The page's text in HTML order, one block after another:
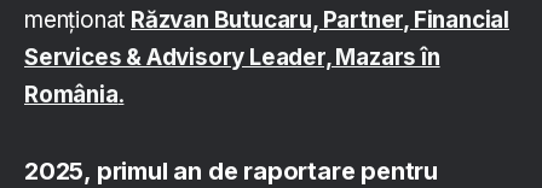
menționat Răzvan Butucaru, Partner, Financial
Services & Advisory Leader, Mazars în
România.
2025, primul an de raportare pentru